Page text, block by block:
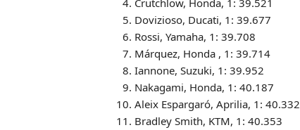
Crutchlow, Honda, 1: 39.521
Dovizioso, Ducati, 1: 39.677
Rossi, Yamaha, 1: 39.708
Márquez, Honda , 1: 39.714
Iannone, Suzuki, 1: 39.952
Nakagami, Honda, 1: 40.187
Aleix Espargaró, Aprilia, 1: 40.332
Bradley Smith, KTM, 1: 40.353